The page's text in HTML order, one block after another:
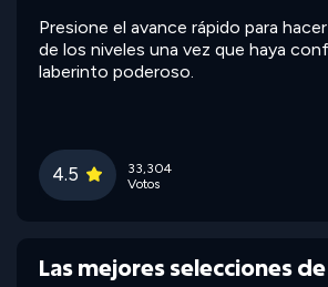
Presione el avance rápido para
de los niveles una vez que haya
laberinto poderoso.
4.5
33,304
Votos
Las mejores selecciones